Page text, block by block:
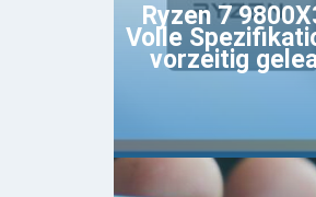
Ryzen 7
Volle
vorzeitig